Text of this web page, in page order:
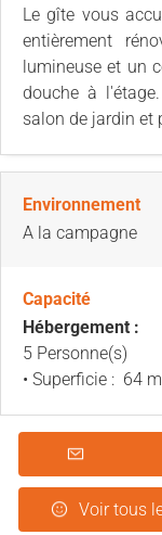
Le gîte vous
entièrement
lumineuse et un
douche à
salon de jardin et
Environnement
A la campagne
Capacité
Hébergement :
5 Personne(s)
• Superficie : 64 m
Voir tous